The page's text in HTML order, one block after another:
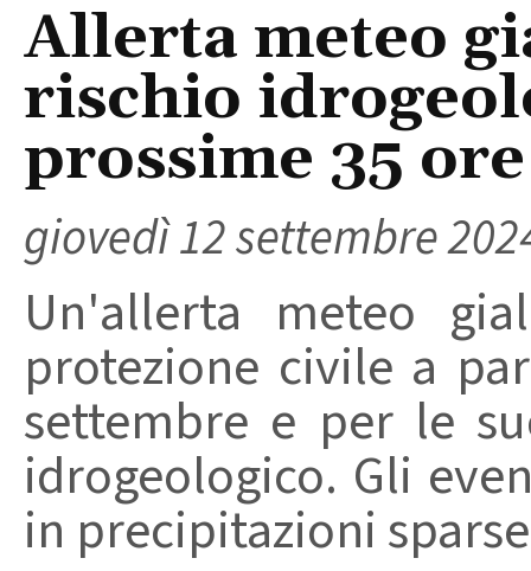
Allerta meteo
rischio
prossime 35 ore
giovedì 12 settembre
Un'allerta meteo
protezione civile a
settembre e per le
idrogeologico. Gli
in precipitazioni